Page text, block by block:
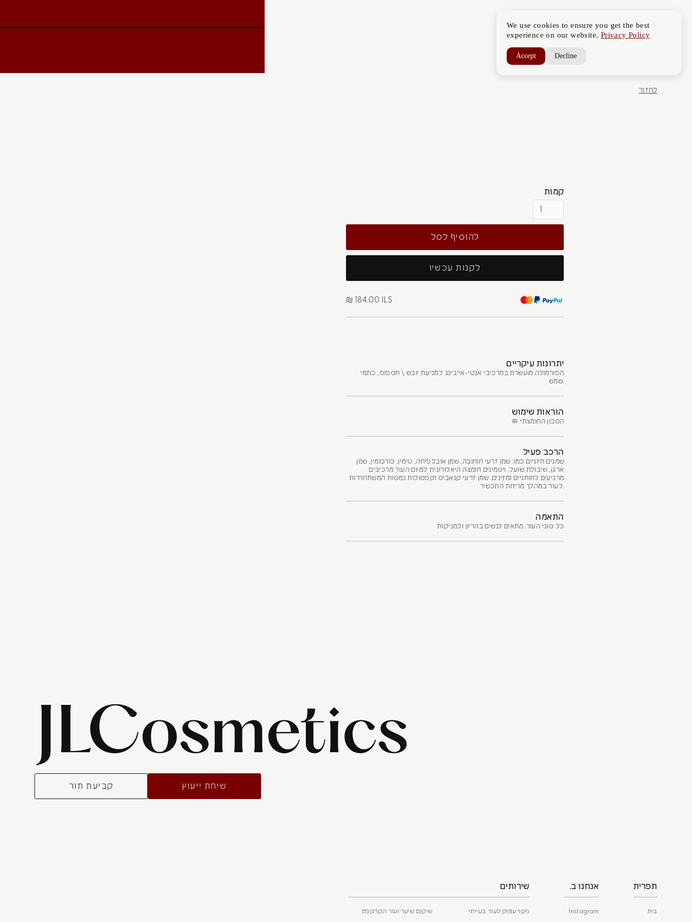
לחזור
קמות
לקנות עכשיו
₪ 184.00 ILS
יתרונות עיקריים
הפורמולה מועשרת במרכיבי אנטי-אייג'ינג למניעת יובש \ חספוס, כתמי
שמש.
הוראות שימוש
🧼 הסבון החומצתי
הרכב פעיל
שמנים חיוניים כמו: שמן זרעי חוחובה, שמן אובלפיחה, טימין, כורכומין, שמן
ארגן, שיבולת שועל, ויטמינים חומצה היאלורונית למיום העור מרכיבים
מרגיעים לחותניים ומזינים. שמן זרעי קנאביס וקפסולות נמסות המשתחררות
התאמה
כל סוגי העור. מתאים לנשים בהריון ולמניקות
קביעת תור שיחת ייעוץ
שירותים
שיקום שיער ועור הקרקפת ניקוי עמוק לעור בעייתי
אנחנו ב.
Instagram
תפרית
בית
We use cookies to ensure you get the best
experience on our website. Privacy Policy
Accept Decline